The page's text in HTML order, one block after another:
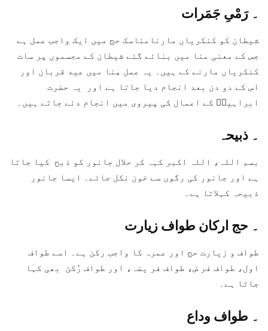
۔رَمْیِ جَمَرات
شیطان کو کنکریاں مارنامناسک حج میں ایک واجب عمل ہے
جس کے معنی منا میں بنائے گئے شیطان کے مجسموں پر سات
کنکریاں مارنے کے ہیں۔ یہ عمل مِنا میں عید قربان اور
اس کے دو دن بعد انجام دیا جاتا ہے اور یہ حضرت
ابراہیمؑ کے اعمال کی پیروی میں انجام دئے جاتے ہیں۔
۔ ذبیحہ
بسم اللہ، اللہ اکبر کہہ کر حلال جانور کو ذبح کیا جاتا
ہے اور جانور کی رگوں سے خون نکل جائے۔ ایسا جانور
ذبیحہ کہلاتا ہے۔
۔ حج ارکان طواف زیارت
طواف و زیارت حج اور عمرہ کا واجب رکن ہے۔ اسے طواف
اول، طواف فر ض، طواف فر یضہ، اور طواف رُکن بھی کہا
جاتا ہے۔
۔ طواف وداع